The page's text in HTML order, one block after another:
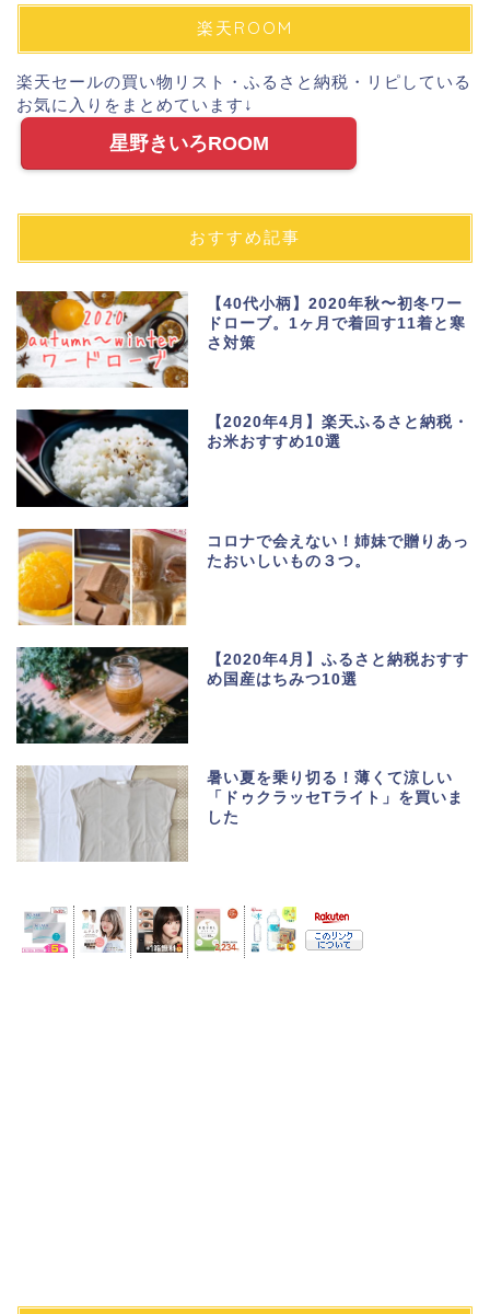
楽天ROOM
楽天セールの買い物リスト・ふるさと納税・リピしている
お気に入りをまとめています↓
星野きいろROOM
おすすめ記事
【40代小柄】2020年秋〜初冬ワー
ドローブ。1ヶ月で着回す11着と寒
さ対策
【2020年4月】楽天ふるさと納税・
お米おすすめ10選
コロナで会えない！姉妹で贈りあっ
たおいしいもの３つ。
【2020年4月】ふるさと納税おすす
め国産はちみつ10選
暑い夏を乗り切る！薄くて涼しい
「ドゥクラッセTライト」を買いま
した